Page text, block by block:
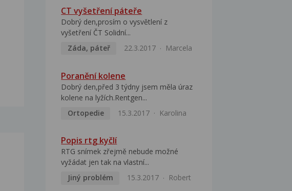
CT vyšetření páteře
Dobrý den,prosím o vysvětlení z
vyšetření ČT Solidní...
Záda, páteř
22.3.2017 Marcela
Poranění kolene
Dobrý den,před 3 týdny jsem měla úraz
kolene na lyžích.Rentgen...
Ortopedie
15.3.2017 Karolina
Popis rtg kyčlí
RTG snímek zřejmě nebude možné
vyžádat jen tak na vlastní...
Jiný problém
15.3.2017 Robert